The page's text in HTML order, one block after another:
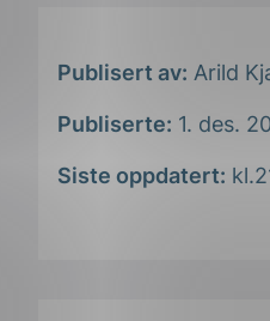
Publisert av: Arild
Publiserte: 1. des.
Siste oppdatert: